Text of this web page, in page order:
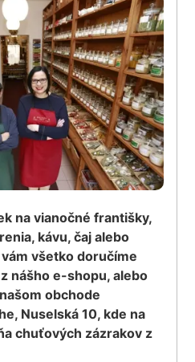
na vianočné františky,
kávu, čaj alebo
všetko doručíme
nášho e-shopu, alebo
obchode
Nuselská 10, kde na
chuťových zázrakov z